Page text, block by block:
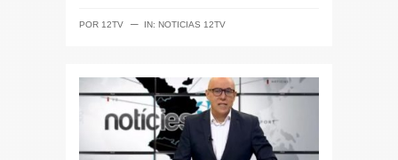
POR 12TV ─ IN: NOTICIAS 12TV